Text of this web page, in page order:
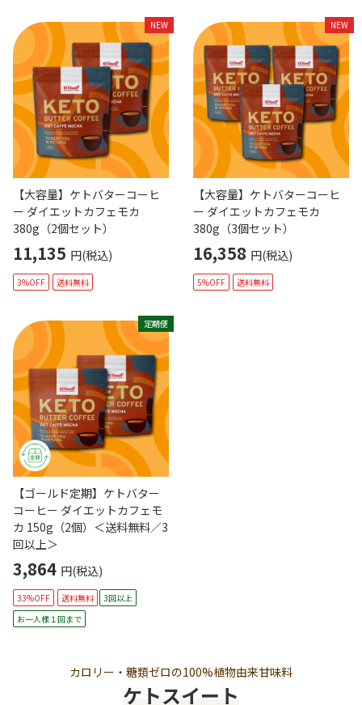
NEW
【大容量】ケトバターコーヒ
ー ダイエットカフェモカ
380g（2個セット）
11,135 円(税込)
3%OFF 送料無料
NEW
【大容量】ケトバターコーヒ
ー ダイエットカフェモカ
380g（3個セット）
16,358 円(税込)
5%OFF 送料無料
定期便
【ゴールド定期】ケトバター
コーヒー ダイエットカフェモ
カ 150g（2個）＜送料無料／3
回以上＞
3,864 円(税込)
33%OFF 送料無料
3回以上
お一人様１回まで
カロリー・糖類ゼロの100%植物由来甘味料
ケトスイート